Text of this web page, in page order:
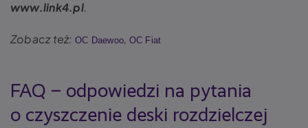
www.link4.pl.
Zobacz też: OC Daewoo, OC Fiat
FAQ – odpowiedzi na pytania
o czyszczenie deski rozdzielczej